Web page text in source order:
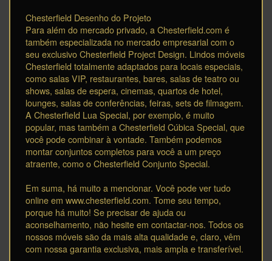
Chesterfield Desenho do Projeto
Para além do mercado privado, a Chesterfield.com é
também especializada no mercado empresarial com o
seu exclusivo Chesterfield Project Design. Lindos móveis
Chesterfield totalmente adaptados para locais especiais,
como salas VIP, restaurantes, bares, salas de teatro ou
shows, salas de espera, cinemas, quartos de hotel,
lounges, salas de conferências, feiras, sets de filmagem.
A Chesterfield Lua Special, por exemplo, é muito
popular, mas também a Chesterfield Cúbica Special, que
você pode combinar à vontade. Também podemos
montar conjuntos completos para você a um preço
atraente, como o Chesterfield Conjunto Special.
Em suma, há muito a mencionar. Você pode ver tudo
online em www.chesterfield.com. Tome seu tempo,
porque há muito! Se precisar de ajuda ou
aconselhamento, não hesite em contactar-nos. Todos os
nossos móveis são da mais alta qualidade e, claro, vêm
com nossa garantia exclusiva, mais ampla e transferível.